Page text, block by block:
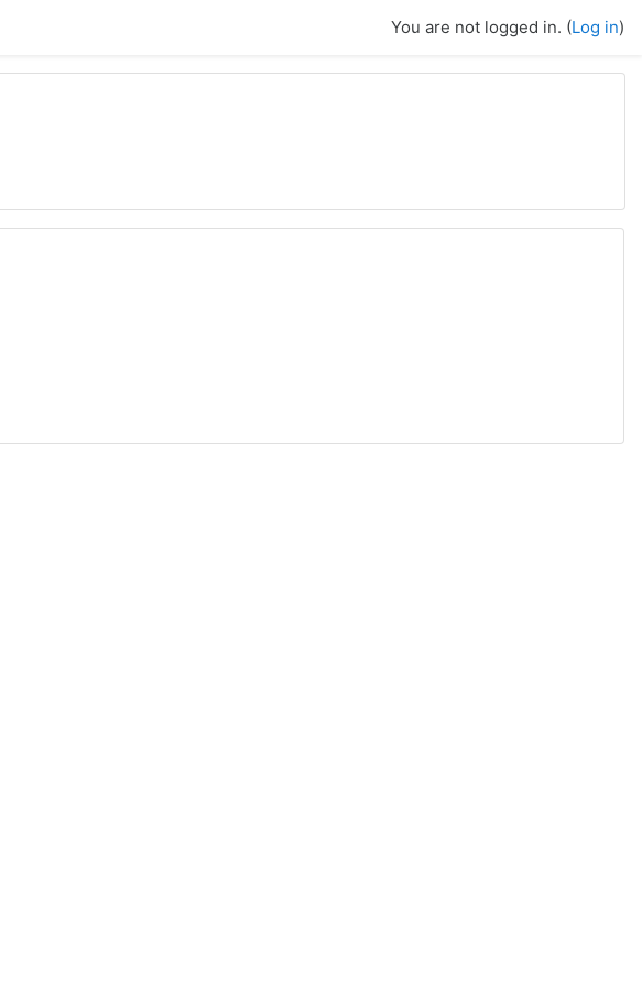
You are not logged in. (Log in)